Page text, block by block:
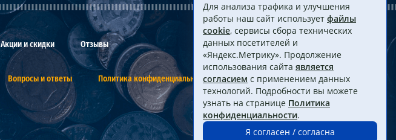
Акции и скидки Отзывы
Вопросы и ответы Политика конфиденциальности Договор оферты
Для анализа трафика и улучшения
работы наш сайт использует файлы
cookie, сервисы сбора технических
данных посетителей и
«Яндекс.Метрику». Продолжение
использования сайта является
согласием с применением данных
технологий. Подробности вы можете
узнать на странице Политика
конфиденциальности.
Я согласен / согласна